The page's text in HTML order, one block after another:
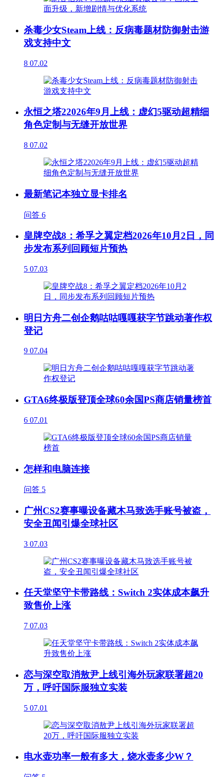
杀毒少女Steam上线：反病毒题材防御射击游
戏支持中文
8 07.02
永恒之塔22026年9月上线：虚幻5驱动超精细
角色定制与无缝开放世界
8 07.02
最新笔记本独立显卡排名
问答 6
皇牌空战8：希孚之翼定档2026年10月2日，同
步发布系列回顾短片预热
5 07.03
明日方舟二创企鹅咕咕嘎嘎获字节跳动著作权
登记
9 07.04
GTA6终极版登顶全球60余国PS商店销量榜首
6 07.01
怎样和电脑连接
问答 5
广州CS2赛事曝设备藏木马致选手账号被盗，
安全丑闻引爆全球社区
3 07.03
任天堂坚守卡带路线：Switch 2实体成本飙升
致售价上涨
7 07.03
恋与深空取消敖尹上线引海外玩家联署超20
万，呼吁国际服独立实装
5 07.01
电水壶功率一般有多大，烧水壶多少W？